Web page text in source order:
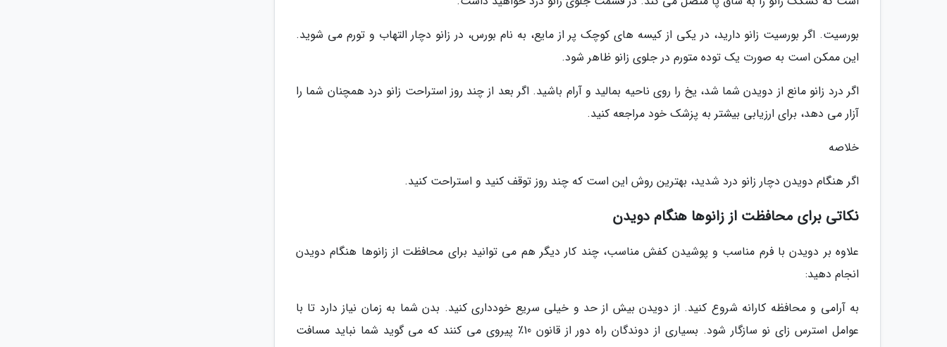
بورسیت. اگر بورسیت زانو دارید، در یکی از کیسه های کوچک پر از مایع، به نام بورس، در زانو دچار التهاب و تورم می شوید.
این ممکن است به صورت یک توده متورم در جلوی زانو ظاهر شود.
اگر درد زانو مانع از دویدن شما شد، یخ را روی ناحیه بمالید و آرام باشید. اگر بعد از چند روز استراحت زانو درد همچنان شما را
آزار می دهد، برای ارزیابی بیشتر به پزشک خود مراجعه کنید.
خلاصه
اگر هنگام دویدن دچار زانو درد شدید، بهترین روش این است که چند روز توقف کنید و استراحت کنید.
نکاتی برای محافظت از زانوها هنگام دویدن
علاوه بر دویدن با فرم مناسب و پوشیدن کفش مناسب، چند کار دیگر هم می توانید برای محافظت از زانوها هنگام دویدن
انجام دهید:
به آرامی و محافظه کارانه شروع کنید. از دویدن بیش از حد و خیلی سریع خودداری کنید. بدن شما به زمان نیاز دارد تا با
عوامل استرس زای نو سازگار شود. بسیاری از دوندگان راه دور از قانون 10٪ پیروی می کنند که می گوید شما نباید مسافت